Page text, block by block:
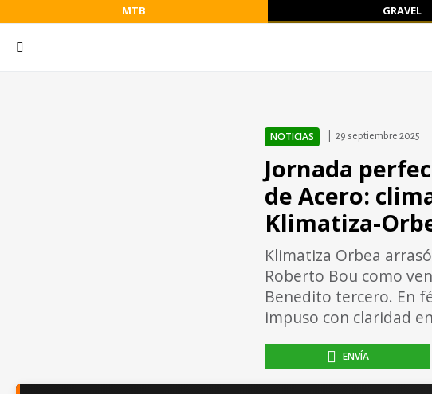
MTB GRAVEL
NOTICIAS 29 septiembre 2025
Jornada
de Acero:
Klimatiza-
Klimatiza Orbea
Roberto Bou como
Benedito tercero. En
impuso con claridad
ENVÍA